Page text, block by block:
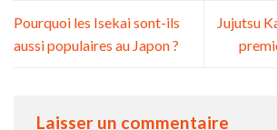
Pourquoi les Isekai sont-ils
aussi populaires au Japon ?
Jujutsu
Laisser un commentaire